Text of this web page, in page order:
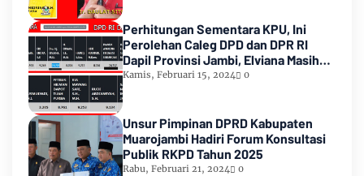
Perhitungan Sementara KPU, Ini
Perolehan Caleg DPD dan DPR RI
Dapil Provinsi Jambi, Elviana Masih
Urutan Kedua Teratas
Kamis, Februari 15, 2024 0
Unsur Pimpinan DPRD Kabupaten
Muarojambi Hadiri Forum Konsultasi
Publik RKPD Tahun 2025
Rabu, Februari 21, 2024 0